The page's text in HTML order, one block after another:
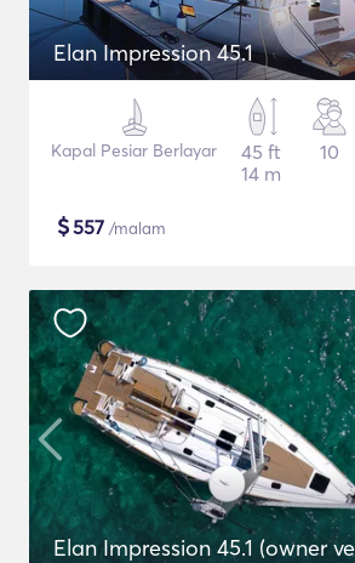
Elan Impression 45.1
Kapal Pesiar Berlayar
45 ft
14 m
10
$557 /malam
Elan Impression 45.1 (owner